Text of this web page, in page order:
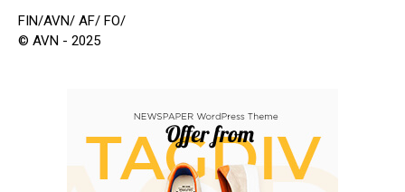
FIN/AVN/ AF/ FO/
© AVN - 2025